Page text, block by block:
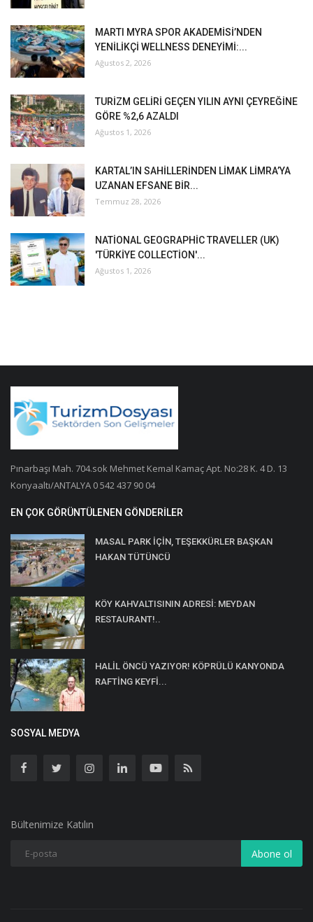
MARTI MYRA SPOR AKADEMİSİ’NDEN
YENİLİKÇİ WELLNESS DENEYİMİ:...
Ağustos 2, 2026
TURİZM GELİRİ GEÇEN YILIN AYNI ÇEYREĞİNE
GÖRE %2,6 AZALDI
Ağustos 1, 2026
KARTAL’IN SAHİLLERİNDEN LİMAK LİMRA’YA
UZANAN EFSANE BİR...
Temmuz 28, 2026
NATİONAL GEOGRAPHİC TRAVELLER (UK)
'TÜRKİYE COLLECTİON'...
Ağustos 1, 2026
Pınarbaşı Mah. 704.sok Mehmet Kemal Kamaç Apt. No:28 K. 4 D. 13
Konyaaltı/ANTALYA 0 542 437 90 04
EN ÇOK GÖRÜNTÜLENEN GÖNDERILER
MASAL PARK İÇİN, TEŞEKKÜRLER BAŞKAN
HAKAN TÜTÜNCÜ
KÖY KAHVALTISININ ADRESİ: MEYDAN
RESTAURANT!..
HALİL ÖNCÜ YAZIYOR! KÖPRÜLÜ KANYONDA
RAFTİNG KEYFİ...
SOSYAL MEDYA
Bültenimize Katılın
Abone ol